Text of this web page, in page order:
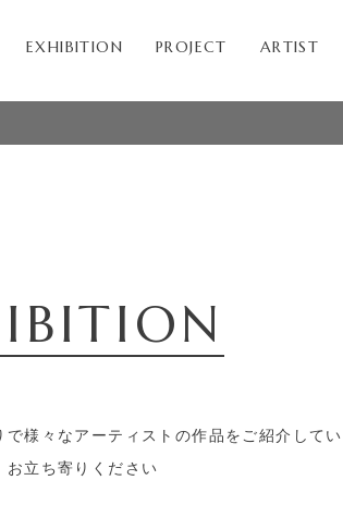
EXHIBITION PROJECT ARTIST
で様々なアーティストの作品をご紹介してい
お立ち寄りください